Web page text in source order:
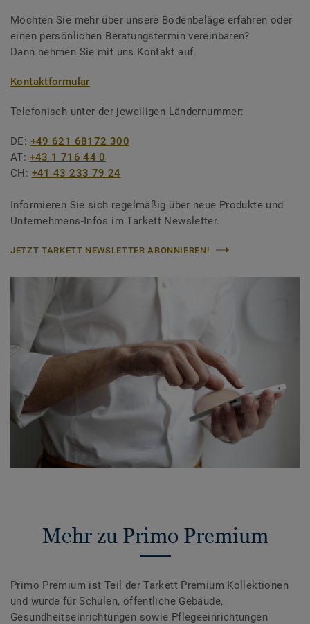
Möchten Sie mehr über unsere Bodenbeläge erfahren oder
einen persönlichen Beratungstermin vereinbaren?
Dann nehmen Sie mit uns Kontakt auf.
Kontaktformular
Telefonisch unter der jeweiligen Ländernummer:
DE: +49 621 68172 300
AT: +43 1 716 44 0
CH: +41 43 233 79 24
Informieren Sie sich regelmäßig über neue Produkte und
Unternehmens-Infos im Tarkett Newsletter.
JETZT TARKETT NEWSLETTER ABONNIEREN!
Mehr zu Primo Premium
Primo Premium ist Teil der Tarkett Premium Kollektionen
und wurde für Schulen, öffentliche Gebäude,
Gesundheitseinrichtungen sowie Pflegeeinrichtungen